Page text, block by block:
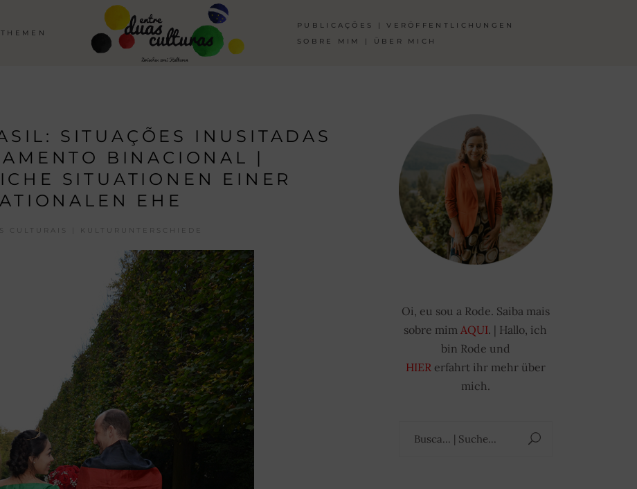
PUBLICAÇÕES | VERÖFFENTLICHUNGEN
SOBRE MIM | ÜBER MICH
SITUAÇÕES INUSITADAS
BINACIONAL |
SITUATIONEN EINER
EHE
CULTURAIS | KULTURUNTERSCHIEDE
Oi, eu sou a Rode. Saiba mais
sobre mim AQUI. | Hallo, ich
bin Rode und
HIER erfahrt ihr mehr über
mich.